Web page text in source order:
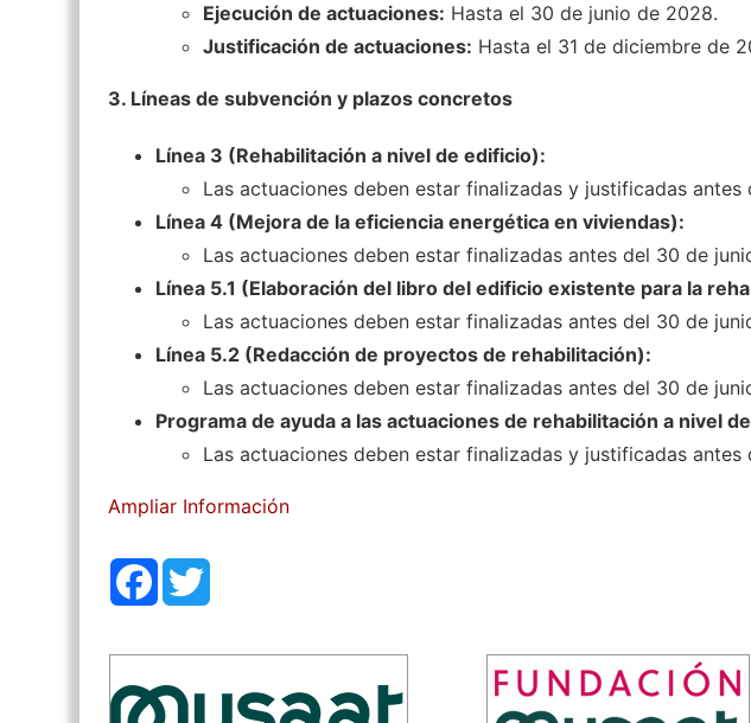
Ejecución de actuaciones: Hasta el 30 de junio de 2028.
Justificación de actuaciones: Hasta el 31 de diciembre de
3. Líneas de subvención y plazos concretos
Línea 3 (Rehabilitación a nivel de edificio):
Las actuaciones deben estar finalizadas y justificadas
Línea 4 (Mejora de la eficiencia energética en viviendas):
Las actuaciones deben estar finalizadas antes del 30 de
Línea 5.1 (Elaboración del libro del edificio existente para la
Las actuaciones deben estar finalizadas antes del 30 de
Línea 5.2 (Redacción de proyectos de rehabilitación):
Las actuaciones deben estar finalizadas antes del 30 de
Programa de ayuda a las actuaciones de rehabilitación a nivel
Las actuaciones deben estar finalizadas y justificadas
Ampliar Información
Facebook